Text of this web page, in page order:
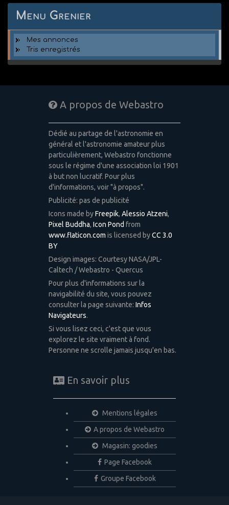
Menu Grenier
Mes annonces
Tris enregistrés
A propos de Webastro
Dédié au partage de l'astronomie en
général et l'astronomie amateur plus
particulièrement, Webastro fonctionne
sous le régime d'une association loi 1901
à but non lucratif. Pour plus
d'informations, voir "à propos".
Publicité: pas de publicité
Icons made byFreepik, Alessio Atzeni,
Pixel Buddha, Icon Pond from
www.flaticon.com is licensed byCC 3.0
BY
Design images: Courtesy NASA/JPL-
Caltech / Webastro - Quercus
Pour plus d'informations sur la
navigabilité du site, vous pouvez
consulter la page suivante: Infos
Navigateurs.
Si vous lisez ceci, c'est que vous
explorez le site vraiment à fond.
Personne ne scrolle jamais jusqu'en bas.
En savoir plus
Mentions légales
A propos de Webastro
Magasin: goodies
Page Facebook
Groupe Facebook